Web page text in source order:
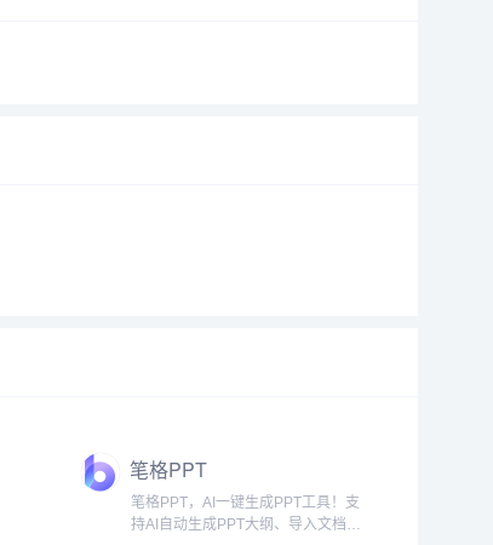
笔格PPT
笔格PPT，AI一键生成PPT工具！支
持AI自动生成PPT大纲、导入文档快